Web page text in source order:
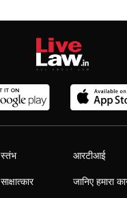
स्तंभ
साक्षात्कार
आरटीआई
जानिए हमारा